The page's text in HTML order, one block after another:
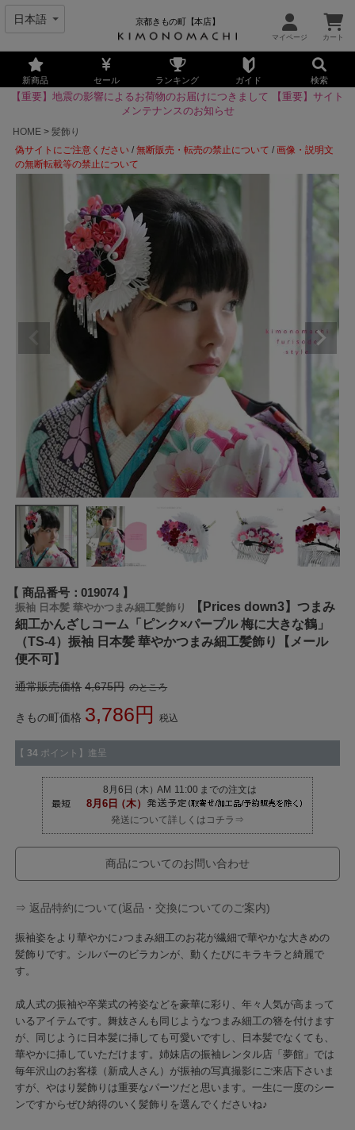
京都きもの町【本店】
新商品 セール ランキング ガイド 検索
【重要】地震の影響によるお荷物のお届けにつきまして
【重要】サイト
メンテナンスのお知らせ
HOME
髪飾り
偽サイトにご注意ください /無断販売・転売の禁止について /画像・説明文
の無断転載等の禁止について
商品番号 019074
振袖 日本髪 華やかつまみ細工髪飾り
【Prices down3】つまみ
細工かんざしコーム「ピンク×パープル 梅に大きな鶴」
（TS-4）振袖 日本髪 華やかつまみ細工髪飾り【メール
便不可】
通常販売価格 4,675 のところ
きもの町価格 3,786 税込
【 34 ポイント】進呈
発送について詳しくはコチラ⇒
商品についてのお問い合わせ
⇒ 返品特約について(返品・交換についてのご案内)
振袖姿をより華やかに♪つまみ細工のお花が繊細で華やかな大きめの
髪飾りです。シルバーのビラカンが、動くたびにキラキラと綺麗で
す。
成人式の振袖や卒業式の袴姿などを豪華に彩り、年々人気が高まって
いるアイテムです。舞妓さんも同じようなつまみ細工の簪を付けます
が、同じように日本髪に挿しても可愛いですし、日本髪でなくても、
華やかに挿していただけます。姉妹店の振袖レンタル店「夢館」では
毎年沢山のお客様（新成人さん）が振袖の写真撮影にご来店下さいま
すが、やはり髪飾りは重要なパーツだと思います。一生に一度のシー
ンですからぜひ納得のいく髪飾りを選んでくださいね♪